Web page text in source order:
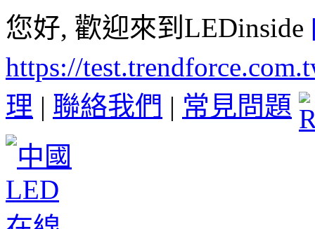
您好, 歡迎來到LEDinside
https://
理 | 聯絡我們 | 常見問題